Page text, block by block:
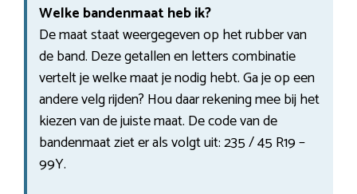
Welke bandenmaat heb ik?
De maat staat weergegeven op het rubber van
de band. Deze getallen en letters combinatie
vertelt je welke maat je nodig hebt. Ga je op een
andere velg rijden? Hou daar rekening mee bij het
kiezen van de juiste maat. De code van de
bandenmaat ziet er als volgt uit: 235 / 45 R19 –
99Y.